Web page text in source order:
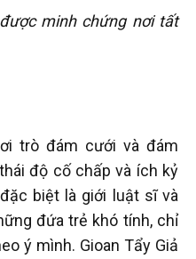
minh chứng nơi tất
trò đám cưới và đám
độ cố chấp và ích kỷ
biệt là giới luật sĩ và
đứa trẻ khó tính, chỉ
ý mình. Gioan Tẩy Giả